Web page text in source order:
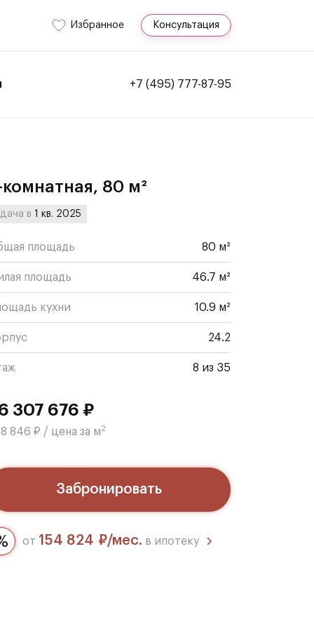
Избранное Консультация
+7 (495) 777-87-95
комнатная, 80 м²
в1 кв. 2025
площадь 80 м²
площадь 46.7 м²
кухни 10.9 м²
24.2
8 из 35
307 676 ₽
846 ₽ / цена за м2
Забронировать
от 154 824 ₽/мес. в ипотеку